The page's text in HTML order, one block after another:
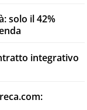
solo il 42%
integrativo